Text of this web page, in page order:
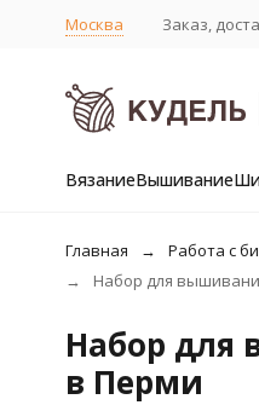
Москва Заказ,
ВязаниеВышивание
Главная Работа с
Набор для
Набор для
в Перми